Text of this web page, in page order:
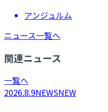
アンジュルム
ニュース一覧へ
関連ニュース
一覧へ
2026.8.9NEWSNEW